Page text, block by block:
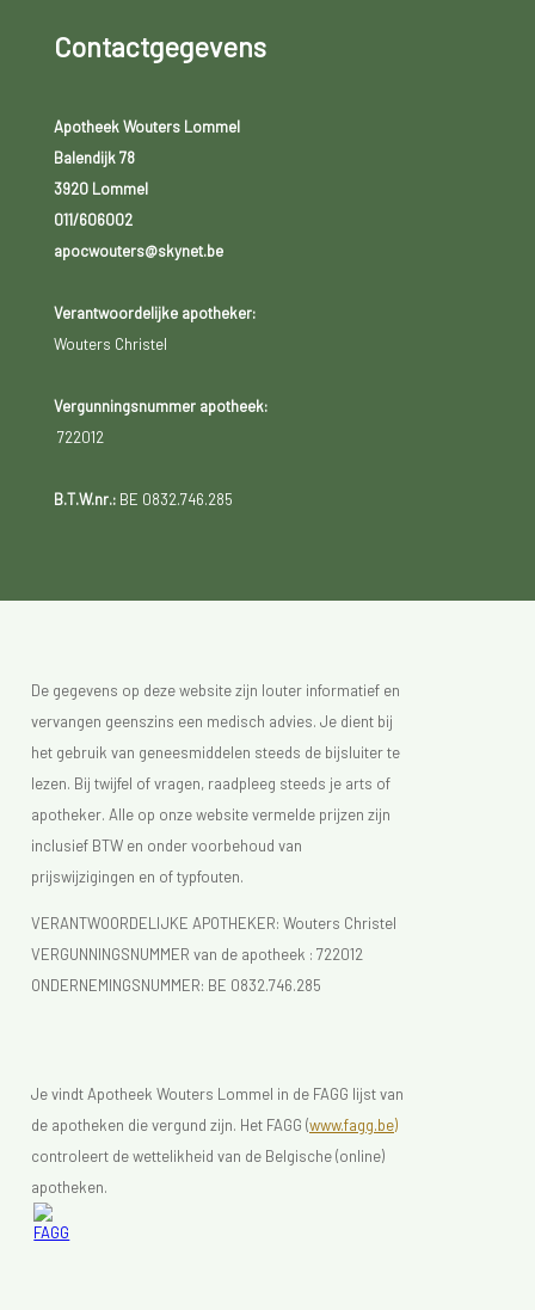
Contactgegevens
Apotheek Wouters Lommel
Balendijk 78
3920 Lommel
011/606002
apocwouters@skynet.be
Verantwoordelijke apotheker:
Wouters Christel
Vergunningsnummer apotheek:
722012
B.T.W.nr.:BE 0832.746.285
De gegevens op deze website zijn louter informatief en
vervangen geenszins een medisch advies. Je dient bij
het gebruik van geneesmiddelen steeds de bijsluiter te
lezen. Bij twijfel of vragen, raadpleeg steeds je arts of
apotheker. Alle op onze website vermelde prijzen zijn
inclusief BTW en onder voorbehoud van
prijswijzigingen en of typfouten.
VERANTWOORDELIJKE APOTHEKER: Wouters Christel
VERGUNNINGSNUMMER van de apotheek : 722012
ONDERNEMINGSNUMMER: BE 0832.746.285
Je vindt Apotheek Wouters Lommel in de FAGG lijst van
de apotheken die vergund zijn. Het FAGG (www.fagg.be)
controleert de wettelikheid van de Belgische (online)
apotheken.